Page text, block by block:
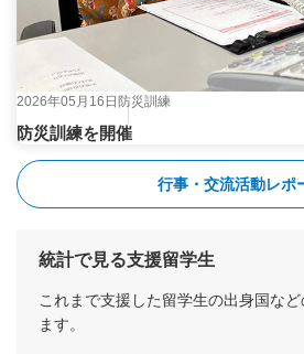
2026年05月16日 防災訓練
防災訓練を開催
行事・交流活動レポ
統計で見る支援留学生
これまで支援した留学生の出身国な
ます。